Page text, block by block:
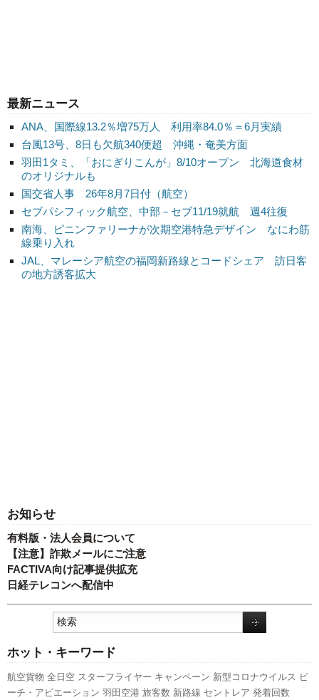
最新ニュース
ANA、国際線13.2％増75万人 利用率84.0％＝6月実績
台風13号、8日も欠航340便超 沖縄・奄美方面
羽田1タミ、「おにぎりこんが」8/10オープン 北海道食材
のオリジナルも
国交省人事 26年8月7日付（航空）
セブパシフィック航空、中部－セブ11/19就航 週4往復
南海、ピニンファリーナが次期空港特急デザイン なにわ筋
線乗り入れ
JAL、マレーシア航空の福岡新路線とコードシェア 訪日客
の地方誘客拡大
お知らせ
有料版・法人会員について
【注意】詐欺メールにご注意
FACTIVA向け記事提供拡充
日経テレコンへ配信中
ホット・キーワード
航空貨物 全日空 スターフライヤー キャンペーン 新型コロナウイルス ピ
ーチ・アビエーション 羽田空港 旅客数 新路線 セントレア 発着回数